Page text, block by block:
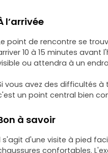
l’arrivée
point de rencontre se
10 à 15 minutes
ou attendra à un
vous avez des difficultés
un point central bien
à savoir
s'agit d'une visite à pied
confortables.